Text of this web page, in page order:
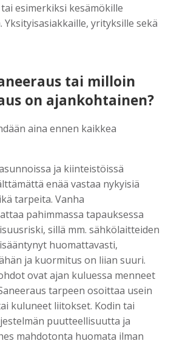
esimerkiksi kesämökille
yrityksille sekä
tai milloin
on ajankohtainen?
aina ennen kaikkea
ja kiinteistöissä
enää vastaa nykyisiä
tarpeita. Vanha
pahimmassa tapauksessa
sillä mm. sähkölaitteiden
huomattavasti,
ja kuormitus on liian suuri.
ovat ajan kuluessa menneet
tarpeen osoittaa usein
kuluneet liitokset. Kodin tai
puutteellisuutta ja
mahdotonta huomata ilman